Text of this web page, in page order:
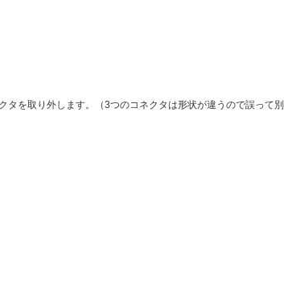
を取り外します。（3つのコネクタは形状が違うので誤って別